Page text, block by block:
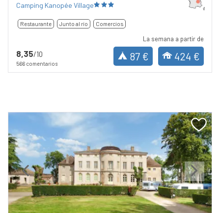
Camping Kanopée Village
Restaurante Junto al río Comercios
8,35/10
566 comentarios
La semana a partir de
87 € 424 €
Previous Next